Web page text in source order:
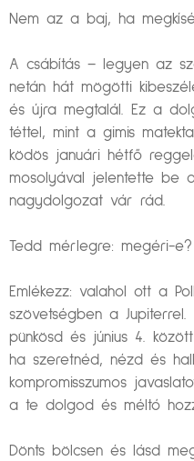
Nem az a baj, ha
A csábítás – legyen az
netán hát mögötti
és újra megtalál. Ez a
téttel, mint a gimis
ködös januári hétfő
mosolyával jelentette be
nagydolgozat vár rád.
Tedd mérlegre: megéri-e?
Emlékezz: valahol ott a
szövetségben a
pünkösd és június 4.
ha szeretnéd, nézd és
kompromisszumos
a te dolgod és méltó
Dönts bölcsen és lásd